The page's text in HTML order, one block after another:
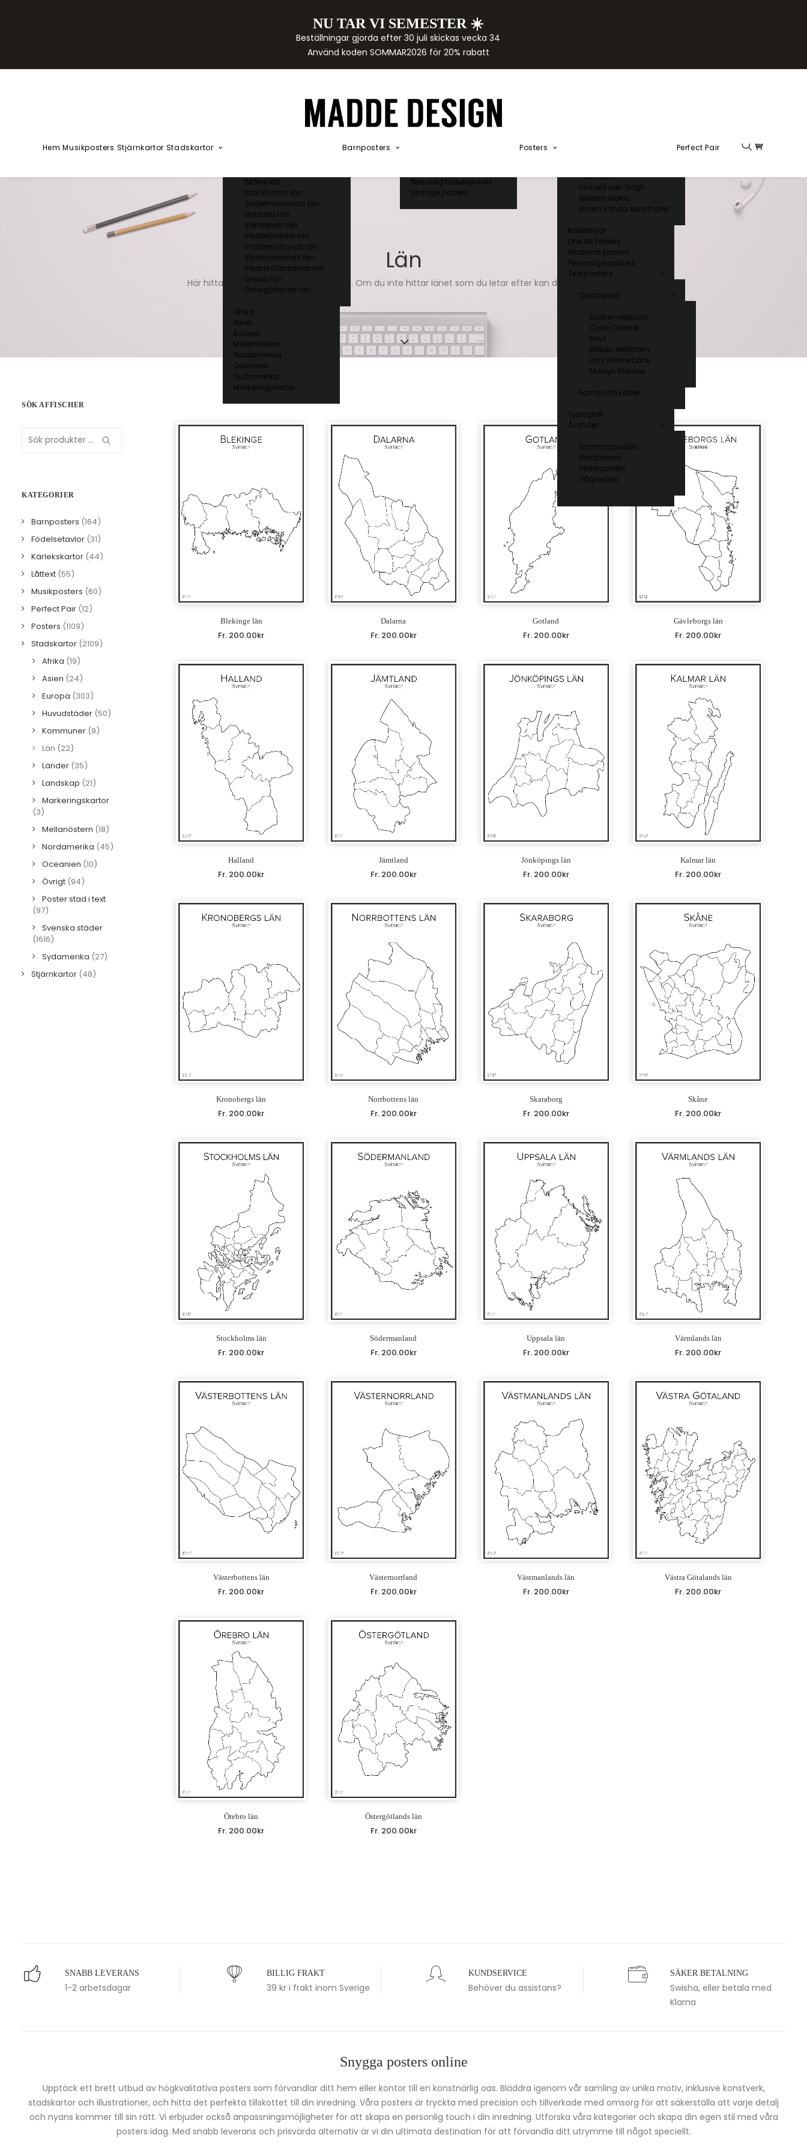
NU TAR VI SEMESTER ☀️
Beställningar gjorda efter 30 juli skickas vecka 34
Använd koden SOMMAR2026 för 20% rabatt
Hem Musikposters Stjärnkartor Stadskartor
Skåne län
Stockholms län
Södermanlands län
Uppsala län
Vämlands län
Västerbottens län
Västernorrlands län
Västmanlands län
Västra Götalands län
Örebro län
Östergötlands län
Afrika
Asien
Europa
Mellanöstern
Nordamerika
Oceanien
Sydamerika
Markeringskartor
Barnposters
Akvarellposters
Personlig födelsetavla
Vintage posters
Posters
Claude Monet
Paul Nash
Vincent van Gogh
William Morris
Andra kända konstnärer
Kökstavlor
Line Art Posters
Moderna posters
Personliga posters
Textposters
Citattavlor
Audrey Hepburn
Coco Chanel
Hov1
Håkan Hellström
Lars Winnerbäck
Marilyn Monroe
Familj och kärlek
Typografi
Årstider
Sommarposters
Höstposters
Vinterposters
Vårposters
Perfect Pair
Län
Här hittar du handritade kartor över län. Om du inte hittar länet som du letar efter kan du
SÖK AFFISCHER
efter:
KATEGORIER
Barnposters (164)
Födelsetavlor (31)
Kärlekskartor (44)
Låttext (55)
Musikposters (60)
Perfect Pair (12)
Posters (1109)
Stadskartor (2109)
Afrika (19)
Asien (24)
Europa (303)
Huvudstäder (50)
Kommuner (9)
Län (22)
Länder (35)
Landskap (21)
Markeringskartor
(3)
Mellanöstern (18)
Nordamerika (45)
Oceanien (10)
Övrigt (94)
Poster stad i text
(97)
Svenska städer
(1616)
Sydamerika (27)
Stjärnkartor (48)
Blekinge län
Fr. 200.00kr
Dalarna
Fr. 200.00kr
Gotland
Fr. 200.00kr
Gävleborgs län
Fr. 200.00kr
Halland
Fr. 200.00kr
Jämtland
Fr. 200.00kr
Jönköpings län
Fr. 200.00kr
Kalmar län
Fr. 200.00kr
Kronobergs län
Fr. 200.00kr
Norrbottens län
Fr. 200.00kr
Skaraborg
Fr. 200.00kr
Skåne
Fr. 200.00kr
Stockholms län
Fr. 200.00kr
Södermanland
Fr. 200.00kr
Uppsala län
Fr. 200.00kr
Värmlands län
Fr. 200.00kr
Västerbottens län
Fr. 200.00kr
Västernorrland
Fr. 200.00kr
Västmanlands län
Fr. 200.00kr
Västra Götalands län
Fr. 200.00kr
Örebro län
Fr. 200.00kr
Östergötlands län
Fr. 200.00kr
SNABB LEVERANS
1-2 arbetsdagar
BILLIG FRAKT
39 kr i frakt inom Sverige
KUNDSERVICE
Behöver du assistans?
SÄKER BETALNING
Swisha, eller betala med
Klarna
Snygga posters online
Upptäck ett brett utbud av högkvalitativa posters som förvandlar ditt hem eller kontor till en konstnärlig oas. Bläddra igenom vår samling av unika motiv, inklusive konstverk,
stadskartor och illustrationer, och hitta det perfekta tillskottet till din inredning. Våra posters är tryckta med precision och tillverkade med omsorg för att säkerställa att varje detalj
och nyans kommer till sin rätt. Vi erbjuder också anpassningsmöjligheter för att skapa en personlig touch i din inredning. Utforska våra kategorier och skapa din egen stil med våra
posters idag. Med snabb leverans och prisvärda alternativ är vi din ultimata destination för att förvandla ditt utrymme till något speciellt.